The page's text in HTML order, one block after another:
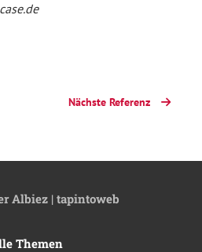
Nächste Referenz
Albiez | tapintoweb
Themen